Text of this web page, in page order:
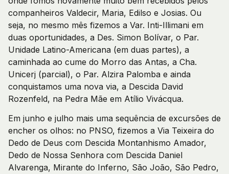
companheiros Valdecir, Maria, Edilso e Josias. Ou
seja, no mesmo mês fizemos a Var. Inti-Illimani em
duas oportunidades, a Des. Simon Bolívar, o Par.
Unidade Latino-Americana (em duas partes), a
caminhada ao cume do Morro das Antas, a Cha.
Unicerj (parcial), o Par. Alzira Palomba e ainda
conquistamos uma nova via, a Descida David
Rozenfeld, na Pedra Mãe em Atílio Vivácqua.
Em junho e julho mais uma sequência de excursões de
encher os olhos: no PNSO, fizemos a Via Teixeira do
Dedo de Deus com Descida Montanhismo Amador,
Dedo de Nossa Senhora com Descida Daniel
Alvarenga, Mirante do Inferno, São João, São Pedro,